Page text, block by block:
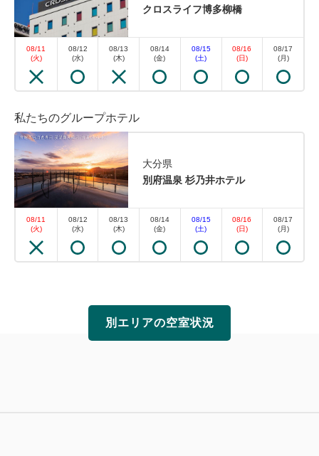
トで販売中の同一条件のプランから最安値でご案内
♪(※キャンペーンプランを除く)
空室なし 詳細
空室カレンダー
クロスライフ博多柳橋
08/11
(火)
08/12
(水)
08/13
(木)
08/14
(金)
08/15
(土)
08/16
(日)
08/17
(月)
私たちのグループホテル
大分県
別府温泉 杉乃井ホテル
08/11
(火)
08/12
(水)
08/13
(木)
08/14
(金)
08/15
(土)
08/16
(日)
08/17
(月)
別エリアの空室状況